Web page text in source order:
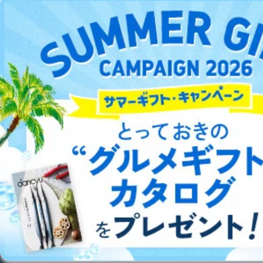
利用目的の通知、開示対象個人情報の開示請求につ
いては、1回の申請ごとに手数料、郵送料が必要で
す。
郵送料：860円（内訳：定形110円、書留480円、本
人限定受取郵便270円)
(2024年10月1日現在)
※上記郵送料は国内郵便の場合の費用です。国外へ
の郵送の場合は、実費をご負担いただきます。
手数料等の支払方法
費用のお支払方法は、郵送料分の郵便定額小為替を
申請書類に同封してください。
(郵便局にお支払いいただく手数料は申請者のご負担
です。また、郵便定額小為替は無記名でお願いしま
す。) なお、郵送料は郵便定額小為替に代えて同額
分の切手でお支払いいただくこともできます。
E.開示等の求めに対する回答方法
申請者の申請書面記載宛に書面（eメール含む）によっ
て回答いたします。書面以外での方法による回答をご希
望される方は、手続き時にその旨ご連絡ください。
F.非開示事由について
以下の(1)～(7)に該当する場合は、非開示とさせていた
DOWNLOAD FOR ANDROID
ご利用方法はこちら
総合案内
アフィリエイト 採用情報
プレスリリース お問い合わせ
利用規約プライバシーポリシー 特定商取引法に基づく表示
出版社の皆様へ
投資家の皆様へサイトマップ
©︎2002 FUJISAN MAGAZINE SERVICE CO., Ltd.